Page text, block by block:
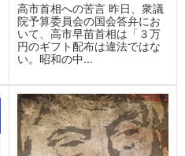
高市首相への苦言 昨日、衆議
院予算委員会の国会答弁にお
いて、高市早苗首相は「３万
円のギフト配布は違法ではな
い。昭和の中...